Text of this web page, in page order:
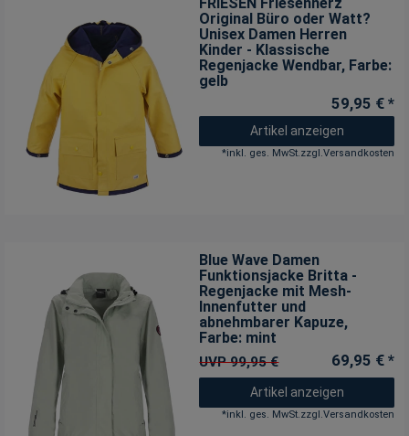
FRIESEN Friesennerz
Original Büro oder Watt?
Unisex Damen Herren
Kinder - Klassische
Regenjacke Wendbar, Farbe:
gelb
59,95 € *
Artikel anzeigen
*inkl. ges. MwSt.zzgl.Versandkosten
Blue Wave Damen
Funktionsjacke Britta -
Regenjacke mit Mesh-
Innenfutter und
abnehmbarer Kapuze,
Farbe: mint
UVP 99,95 € 69,95 € *
Artikel anzeigen
*inkl. ges. MwSt.zzgl.Versandkosten